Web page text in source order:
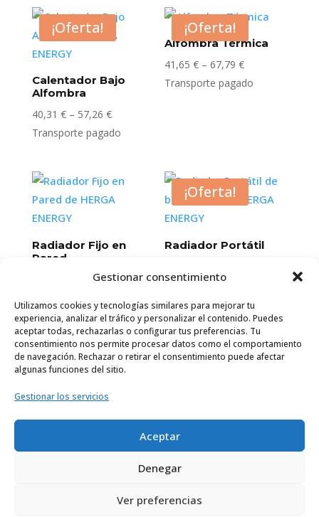
Gestionar consentimiento
Utilizamos cookies y tecnologías similares para mejorar tu
experiencia, analizar el tráfico y personalizar el contenido. Puedes
aceptar todas, rechazarlas o configurar tus preferencias. Tu
consentimiento nos permite procesar datos como el comportamiento
de navegación. Rechazar o retirar el consentimiento puede afectar
algunas funciones del sitio.
Gestionar los servicios
Aceptar
Denegar
Ver preferencias
62,50 €
hasta
hasta
¡Oferta!
Calentador Bajo
Alfombra
40,31 € – 57,26 €Rango
de
40,31 €
hasta
Transporte pagado
¡Oferta!
Alfombra Térmica
41,65€ – 67,79€Rango
de
67,79 €
Transporte pagado
Radiador Fijo en
Pared
110,29€Rango
precios:
desde
97,93 €
hasta
¡Oferta!
Radiador Portátil
desde
170,59 €
hasta
Transporte pagado
Todos los derechos reservados.